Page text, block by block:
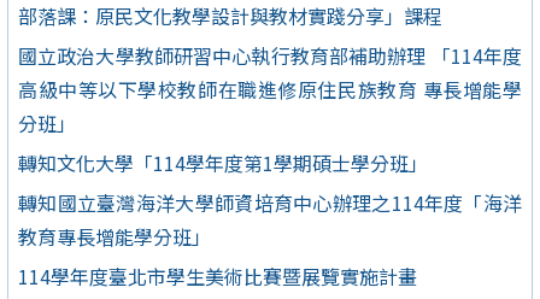
部落課：原民文化教學設計與教材實踐分享」課程
國立政治大學教師研習中心執行教育部補助辦理 「114年度
高級中等以下學校教師在職進修原住民族教育 專長增能學
分班」
轉知文化大學「114學年度第1學期碩士學分班」
轉知國立臺灣海洋大學師資培育中心辦理之114年度「海洋
教育專長增能學分班」
114學年度臺北市學生美術比賽暨展覽實施計畫